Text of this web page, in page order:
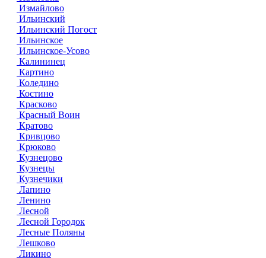
Измайлово
Ильинский
Ильинский Погост
Ильинское
Ильинское-Усово
Калининец
Картино
Коледино
Костино
Красково
Красный Воин
Кратово
Кривцово
Крюково
Кузнецово
Кузнецы
Кузнечики
Лапино
Ленино
Лесной
Лесной Городок
Лесные Поляны
Лешково
Ликино